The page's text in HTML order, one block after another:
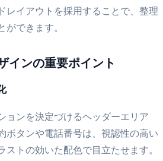
レイアウトを採用することで、整理
ができます。
インの重要ポイント
ョンを決定づけるヘッダーエリア
ボタンや電話番号は、視認性の高い
ストの効いた配色で目立たせます。